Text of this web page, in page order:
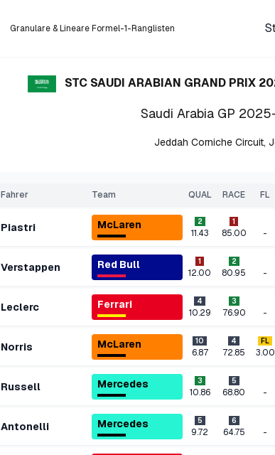
Granulare & Lineare Formel-1-Ranglisten
STC SAUDI ARABIAN GRAND PRIX
Saudi Arabia GP
Jeddah Corniche Circuit,
Fahrer Team QUAL RACE FL
Piastri McLaren 2
11.43
1
85.00 -
Verstappen Red Bull 1
12.00
2
80.95 -
Leclerc Ferrari 4
10.29
3
76.90 -
Norris McLaren 10
6.87
4
72.85
FL
3.00
Russell Mercedes 3
10.86
5
68.80 -
Antonelli Mercedes 5
9.72
6
64.75 -